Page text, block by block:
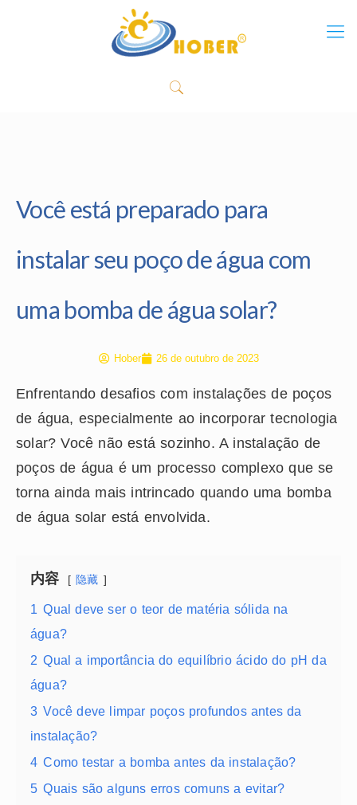
Você está preparado para
instalar seu poço de água com
uma bomba de água solar?
Hober 26 de outubro de 2023
Enfrentando desafios com instalações de poços
de água, especialmente ao incorporar tecnologia
solar? Você não está sozinho. A instalação de
poços de água é um processo complexo que se
torna ainda mais intrincado quando uma bomba
de água solar está envolvida.
内容 隐藏
1 Qual deve ser o teor de matéria sólida na
água?
2 Qual a importância do equilíbrio ácido do pH da
água?
3 Você deve limpar poços profundos antes da
instalação?
4 Como testar a bomba antes da instalação?
5 Quais são alguns erros comuns a evitar?